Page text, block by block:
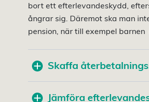
bort ett efterlevandeskydd,
ångrar sig. Däremot ska man
pension, när till exempel
Skaffa
Jämföra